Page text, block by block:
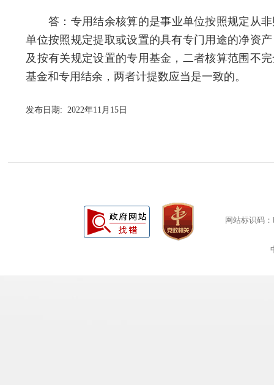
答： 专用结余核算的是事业单位按照规定从
单位按照规定提取或设置的具有专门用途的净资
及按有关规定设置的专用基金，二者核算范围不
基金和专用结余，两者计提数应当是一致的。
发布日期: 2022年11月15日
网站标识码